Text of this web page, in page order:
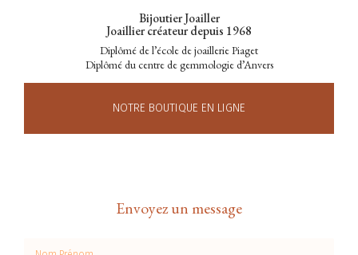
Bijoutier Joailler
Joaillier créateur depuis 1968
Diplômé de l’école de joaillerie Piaget
Diplômé du centre de gemmologie d’Anvers
NOTRE BOUTIQUE EN LIGNE
Envoyez un message